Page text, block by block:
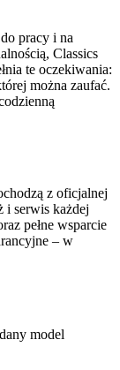
pracy i na
Classics
te oczekiwania:
można zaufać.
z oficjalnej
i serwis każdej
pełne wsparcie
– w
model